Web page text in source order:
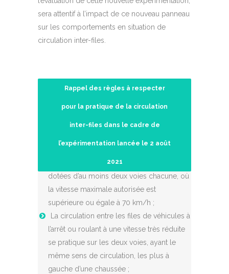
sera attentif à l’impact de ce nouveau panneau
sur les comportements en situation de
circulation inter-files.
Rappel des règles à respecter
pour la pratique de la circulation
inter-files dans le cadre de
l’expérimentation lancée le 2 août
2021
autoroutes et les routes à deux chaussées
séparées par un terre-plein central et
dotées d’au moins deux voies chacune, où
la vitesse maximale autorisée est
supérieure ou égale à 70 km/h ;
La circulation entre les files de véhicules à
l’arrêt ou roulant à une vitesse très réduite
se pratique sur les deux voies, ayant le
même sens de circulation, les plus à
gauche d’une chaussée ;